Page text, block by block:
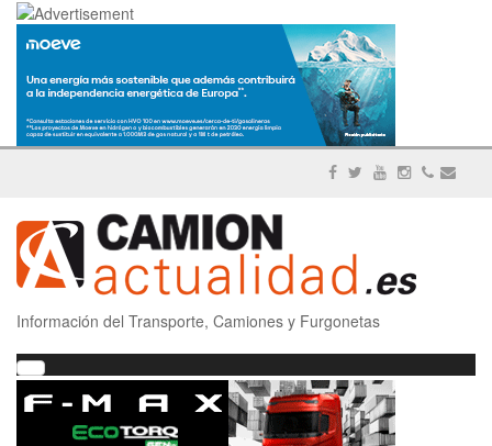
Información del Transporte, Camiones y Furgonetas